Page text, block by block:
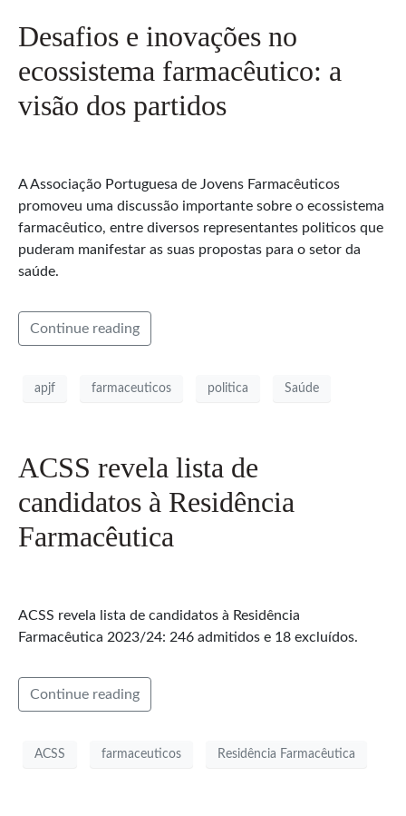
Desafios e inovações no
ecossistema farmacêutico: a
visão dos partidos
A Associação Portuguesa de Jovens Farmacêuticos
promoveu uma discussão importante sobre o ecossistema
farmacêutico, entre diversos representantes politicos que
puderam manifestar as suas propostas para o setor da
saúde.
Continue reading
apjf farmaceuticos politica Saúde
ACSS revela lista de
candidatos à Residência
Farmacêutica
ACSS revela lista de candidatos à Residência
Farmacêutica 2023/24: 246 admitidos e 18 excluídos.
Continue reading
ACSS farmaceuticos Residência Farmacêutica